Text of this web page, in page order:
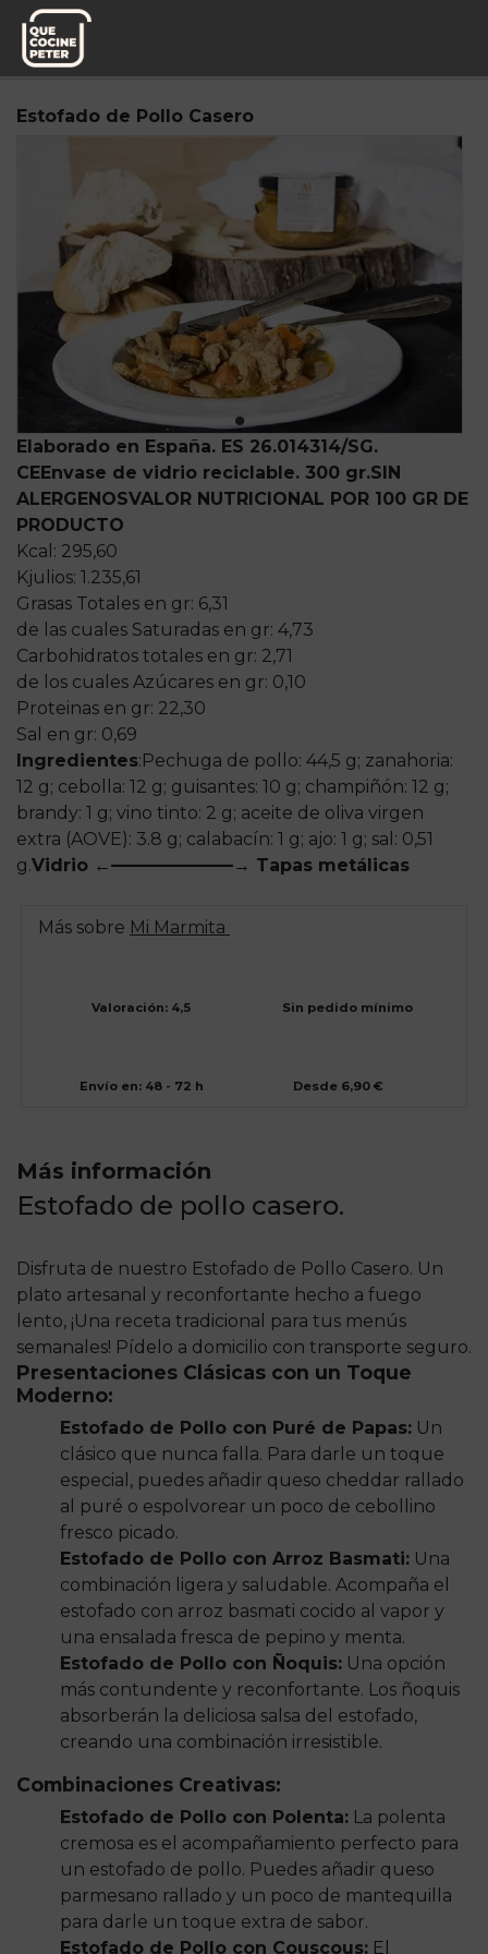
Pedido semanal
Estofado de Pollo Casero
Elaborado en España. ES 26.014314/SG.
CEEnvase de vidrio reciclable. 300 gr.SIN
ALERGENOSVALOR NUTRICIONAL POR 100 GR DE
PRODUCTO
Kcal: 295,60
Kjulios: 1.235,61
Grasas Totales en gr: 6,31
de las cuales Saturadas en gr: 4,73
Carbohidratos totales en gr: 2,71
de los cuales Azúcares en gr: 0,10
Proteinas en gr: 22,30
Sal en gr: 0,69
Ingredientes:Pechuga de pollo: 44,5 g; zanahoria:
12 g; cebolla: 12 g; guisantes: 10 g; champiñón: 12 g;
brandy: 1 g; vino tinto: 2 g; aceite de oliva virgen
extra (AOVE): 3.8 g; calabacín: 1 g; ajo: 1 g; sal: 0,51
g.Vidrio ←———————→ Tapas metálicas
Más sobre Mi Marmita
Valoración: 4,5 Sin pedido mínimo
Envío en: 48 - 72 h Desde 6,90 €
Más información
Estofado de pollo casero.
Disfruta de nuestro Estofado de Pollo Casero. Un
plato artesanal y reconfortante hecho a fuego
lento, ¡Una receta tradicional para tus menús
semanales! Pídelo a domicilio con transporte seguro.
Presentaciones Clásicas con un Toque
Moderno:
Estofado de Pollo con Puré de Papas: Un
clásico que nunca falla. Para darle un toque
especial, puedes añadir queso cheddar rallado
al puré o espolvorear un poco de cebollino
fresco picado.
Estofado de Pollo con Arroz Basmati: Una
combinación ligera y saludable. Acompaña el
estofado con arroz basmati cocido al vapor y
una ensalada fresca de pepino y menta.
Estofado de Pollo con Ñoquis: Una opción
más contundente y reconfortante. Los ñoquis
absorberán la deliciosa salsa del estofado,
creando una combinación irresistible.
Combinaciones Creativas:
Estofado de Pollo con Polenta: La polenta
cremosa es el acompañamiento perfecto para
un estofado de pollo. Puedes añadir queso
parmesano rallado y un poco de mantequilla
para darle un toque extra de sabor.
Estofado de Pollo con Couscous: El